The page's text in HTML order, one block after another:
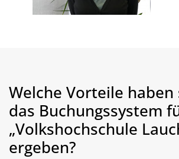
Welche Vorteile
das Buchungssystem
„Volkshochschule
ergeben?